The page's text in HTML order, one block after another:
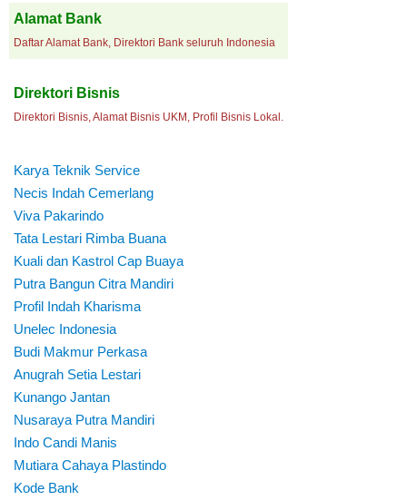
Alamat Bank
Daftar Alamat Bank, Direktori Bank seluruh Indonesia
Direktori Bisnis
Direktori Bisnis, Alamat Bisnis UKM, Profil Bisnis Lokal.
Karya Teknik Service
Necis Indah Cemerlang
Viva Pakarindo
Tata Lestari Rimba Buana
Kuali dan Kastrol Cap Buaya
Putra Bangun Citra Mandiri
Profil Indah Kharisma
Unelec Indonesia
Budi Makmur Perkasa
Anugrah Setia Lestari
Kunango Jantan
Nusaraya Putra Mandiri
Indo Candi Manis
Mutiara Cahaya Plastindo
Kode Bank